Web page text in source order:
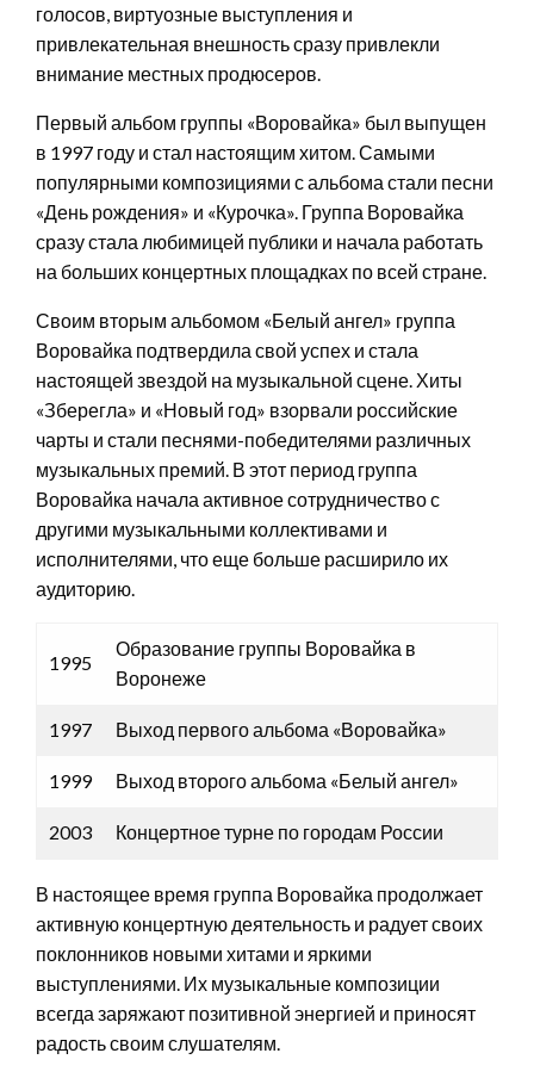
голосов, виртуозные выступления и
привлекательная внешность сразу привлекли
внимание местных продюсеров.
Первый альбом группы «Воровайка» был выпущен
в 1997 году и стал настоящим хитом. Самыми
популярными композициями с альбома стали песни
«День рождения» и «Курочка». Группа Воровайка
сразу стала любимицей публики и начала работать
на больших концертных площадках по всей стране.
Своим вторым альбомом «Белый ангел» группа
Воровайка подтвердила свой успех и стала
настоящей звездой на музыкальной сцене. Хиты
«Зберегла» и «Новый год» взорвали российские
чарты и стали песнями-победителями различных
музыкальных премий. В этот период группа
Воровайка начала активное сотрудничество с
другими музыкальными коллективами и
исполнителями, что еще больше расширило их
аудиторию.
1995
Образование группы Воровайка в
Воронеже
1997 Выход первого альбома «Воровайка»
1999 Выход второго альбома «Белый ангел»
2003 Концертное турне по городам России
В настоящее время группа Воровайка продолжает
активную концертную деятельность и радует своих
поклонников новыми хитами и яркими
выступлениями. Их музыкальные композиции
всегда заряжают позитивной энергией и приносят
радость своим слушателям.